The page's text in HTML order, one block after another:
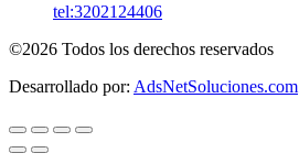
tel:3202124406
©2026 Todos los derechos reservados
Desarrollado por: AdsNetSoluciones.com